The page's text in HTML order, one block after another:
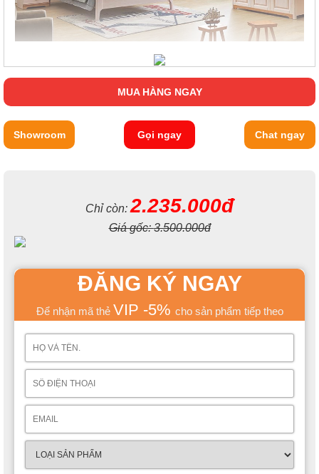
MUA HÀNG NGAY
Showroom Gọi ngay Chat ngay
Chỉ còn:2.235.000đ
Giá gốc:3.500.000đ
ĐĂNG KÝ NGAY
Để nhận mã thẻ VIP -5% cho sản phẩm tiếp theo